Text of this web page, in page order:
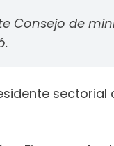
Consejo de